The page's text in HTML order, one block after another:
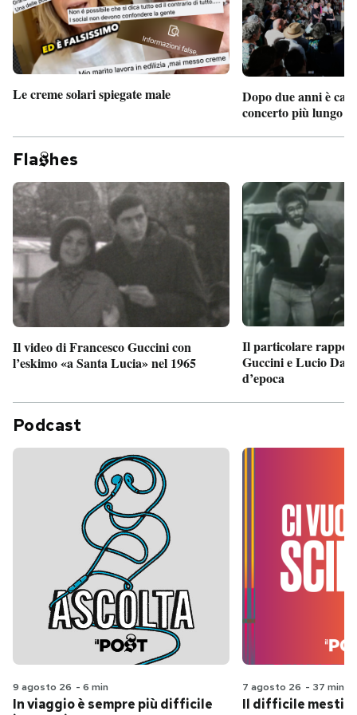
PODCAST
I MIEI PREFERITI
SHOP
CALENDARIO
AREA PERSONALE
Entra
Le creme solari spiegate male
Dopo due anni è
concerto più lungo
Fla hes
Il video di Francesco Guccini con
l’eskimo «a Santa Lucia» nel 1965
Il particolare
Guccini e Lucio
d’epoca
Podcast
9 agosto 26 - 6 min
In viaggio è sempre più difficile
7 agosto 26 - 37 min
Il difficile